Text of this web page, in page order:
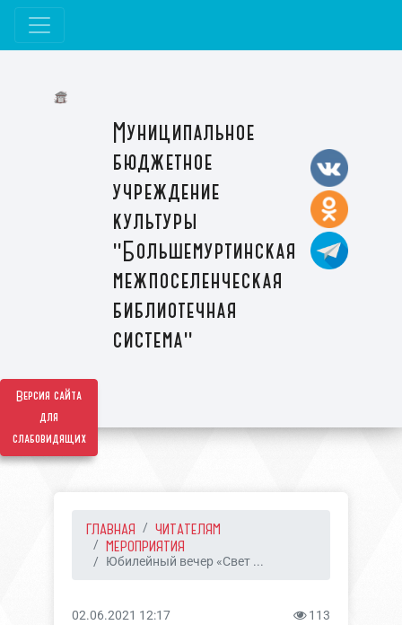
Версия сайта
для
слабовидящих
Муниципальное
бюджетное
учреждение
культуры
"Большемуртинская
межпоселенческая
библиотечная
система"
ГЛАВНАЯ
ЧИТАТЕЛЯМ
МЕРОПРИЯТИЯ
Юбилейный вечер «Свет ...
02.06.2021 12:17 113